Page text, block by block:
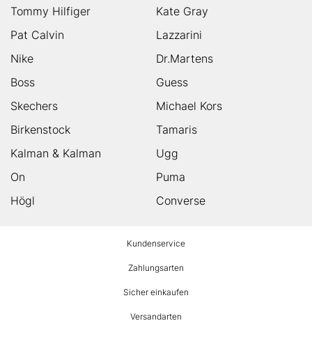
Tommy Hilfiger
Kate Gray
Pat Calvin
Lazzarini
Nike
Dr.Martens
Boss
Guess
Skechers
Michael Kors
Birkenstock
Tamaris
Kalman & Kalman
Ugg
On
Puma
Högl
Converse
Kundenservice
Zahlungsarten
Sicher einkaufen
Versandarten